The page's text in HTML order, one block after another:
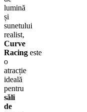
lumină
și
sunetului
realist,
Curve
Racing este
o
atracție
ideală
pentru
săli
de